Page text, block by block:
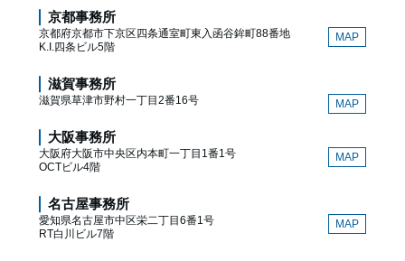
京都事務所
京都府京都市下京区四条通室町東入函谷鉾町88番地
K.I.四条ビル5階
MAP
滋賀事務所
滋賀県草津市野村一丁目2番16号 MAP
大阪事務所
大阪府大阪市中央区内本町一丁目1番1号
OCTビル4階
MAP
名古屋事務所
愛知県名古屋市中区栄二丁目6番1号
RT白川ビル7階
MAP